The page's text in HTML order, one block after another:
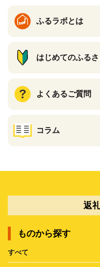
ふるラボとは
はじめてのふる
よくあるご質問
コラム
返
ものから探す
すべて